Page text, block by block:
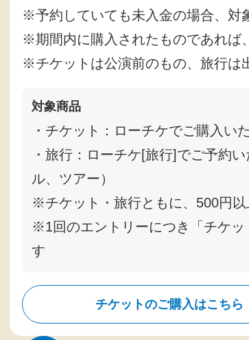
※予約していても未入金の場合、対
※期間内に購入されたものであれば
※チケットは公演前のもの、旅行は
対象商品
・チケット：ローチケでご購入い
・旅行：ローチケ[旅行]でご予約
ル、ツアー）
※チケット・旅行ともに、500円
※1回のエントリーにつき「チケッ
す
チケットのご購入はこちら